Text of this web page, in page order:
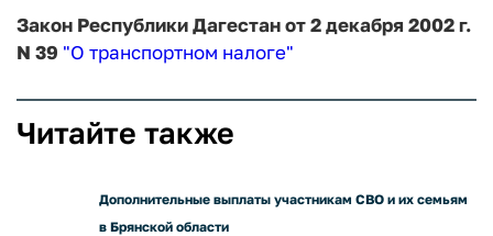
Закон Республики Дагестан от 2 декабря 2002 г.
N 39 "О транспортном налоге"
Читайте также
Дополнительные выплаты участникам СВО и их семьям
в Брянской области